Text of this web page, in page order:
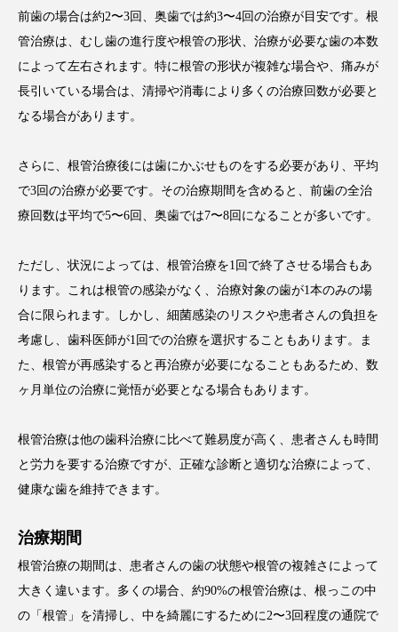
前歯の場合は約2〜3回、奥歯では約3〜4回の治療が目安です。根
管治療は、むし歯の進行度や根管の形状、治療が必要な歯の本数
によって左右されます。特に根管の形状が複雑な場合や、痛みが
長引いている場合は、清掃や消毒により多くの治療回数が必要と
なる場合があります。
さらに、根管治療後には歯にかぶせものをする必要があり、平均
で3回の治療が必要です。その治療期間を含めると、前歯の全治
療回数は平均で5〜6回、奥歯では7〜8回になることが多いです。
ただし、状況によっては、根管治療を1回で終了させる場合もあ
ります。これは根管の感染がなく、治療対象の歯が1本のみの場
合に限られます。しかし、細菌感染のリスクや患者さんの負担を
考慮し、歯科医師が1回での治療を選択することもあります。ま
た、根管が再感染すると再治療が必要になることもあるため、数
ヶ月単位の治療に覚悟が必要となる場合もあります。
根管治療は他の歯科治療に比べて難易度が高く、患者さんも時間
と労力を要する治療ですが、正確な診断と適切な治療によって、
健康な歯を維持できます。
治療期間
根管治療の期間は、患者さんの歯の状態や根管の複雑さによって
大きく違います。多くの場合、約90%の根管治療は、根っこの中
の「根管」を清掃し、中を綺麗にするために2〜3回程度の通院で